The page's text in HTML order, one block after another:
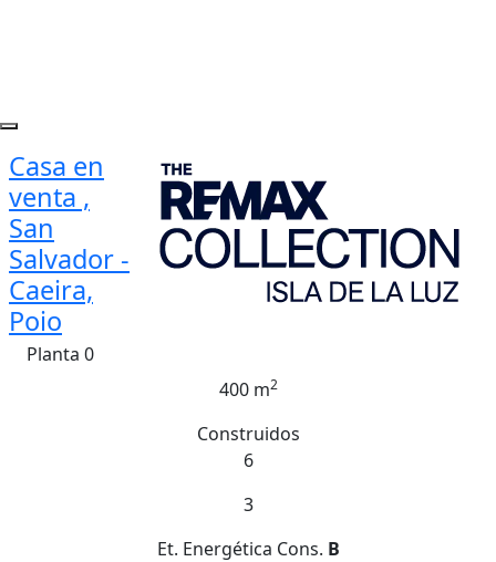
Casa en
venta ,
San
Salvador -
Caeira,
Poio
Planta 0
400 m2
Construidos
6
3
Et. Energética Cons. B